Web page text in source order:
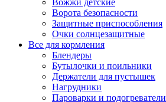
Вожжи детские
Ворота безопасности
Защитные приспособления
Очки солнцезащитные
Все для кормления
Блендеры
Бутылочки и поильники
Держатели для пустышек
Нагрудники
Пароварки и подогреватели